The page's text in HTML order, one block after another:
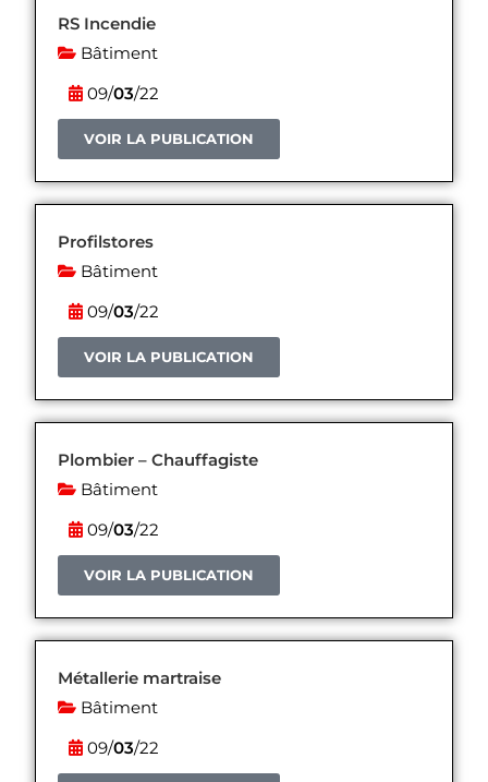
RS Incendie
Bâtiment
09/03/22
VOIR LA PUBLICATION
Profilstores
Bâtiment
09/03/22
VOIR LA PUBLICATION
Plombier – Chauffagiste
Bâtiment
09/03/22
VOIR LA PUBLICATION
Métallerie martraise
Bâtiment
09/03/22